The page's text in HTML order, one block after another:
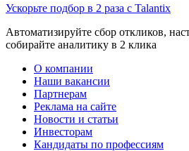
Ускорьте подбор в 2 раза с Talantix
Автоматизируйте сбор откликов,
собирайте аналитику в 2 клика
О компании
Наши вакансии
Партнерам
Реклама на сайте
Новости и статьи
Инвесторам
Кандидаты по профессиям